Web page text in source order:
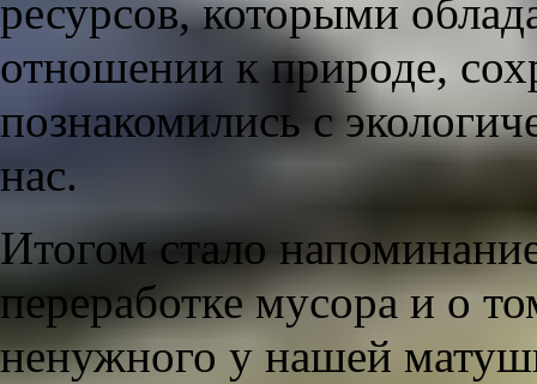
ресурсов, которыми
отношении к природе,
познакомились с
нас.
Итогом стало
переработке мусора и о
ненужного у нашей